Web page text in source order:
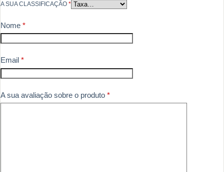
A SUA CLASSIFICAÇÃO *
Nome *
Email *
A sua avaliação sobre o produto *